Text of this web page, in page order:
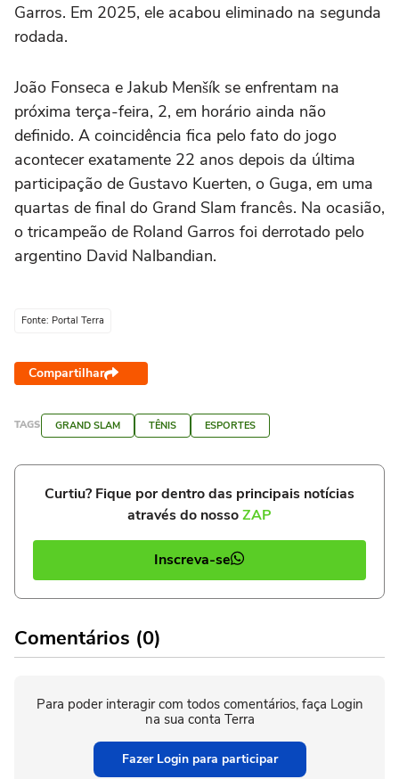
Garros. Em 2025, ele acabou eliminado na segunda
rodada.
João Fonseca e Jakub Menšík se enfrentam na
próxima terça-feira, 2, em horário ainda não
definido. A coincidência fica pelo fato do jogo
acontecer exatamente 22 anos depois da última
participação de Gustavo Kuerten, o Guga, em uma
quartas de final do Grand Slam francês. Na ocasião,
o tricampeão de Roland Garros foi derrotado pelo
argentino David Nalbandian.
Fonte: Portal Terra
Compartilhar
TAGS GRAND SLAM TÊNIS ESPORTES
Curtiu? Fique por dentro das principais notícias
através do nossoZAP
Inscreva-se
Comentários (0)
Para poder interagir com todos comentários, faça Login
na sua conta Terra
Fazer Login para participar